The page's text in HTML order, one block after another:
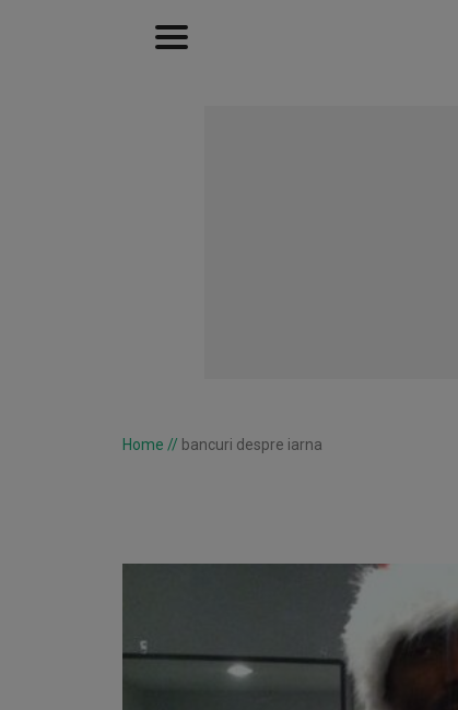
Home // bancuri despre iarna